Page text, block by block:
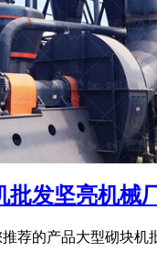
批发坚亮机械
荐的产品大型砌块机